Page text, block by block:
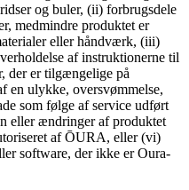
og buler, (ii) forbrugsdele
medmindre produktet er
eller håndværk, (iii)
af instruktionerne til
der er tilgængelige på
en ulykke, oversvømmelse,
som følge af service udført
eller ændringer af produktet
af ŌURA, eller (vi)
software, der ikke er Oura-